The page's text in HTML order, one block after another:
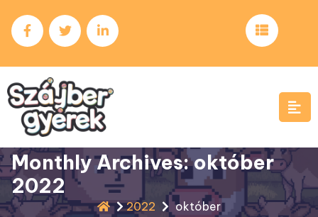
to
content
Monthly Archives: október
2022
2022 október